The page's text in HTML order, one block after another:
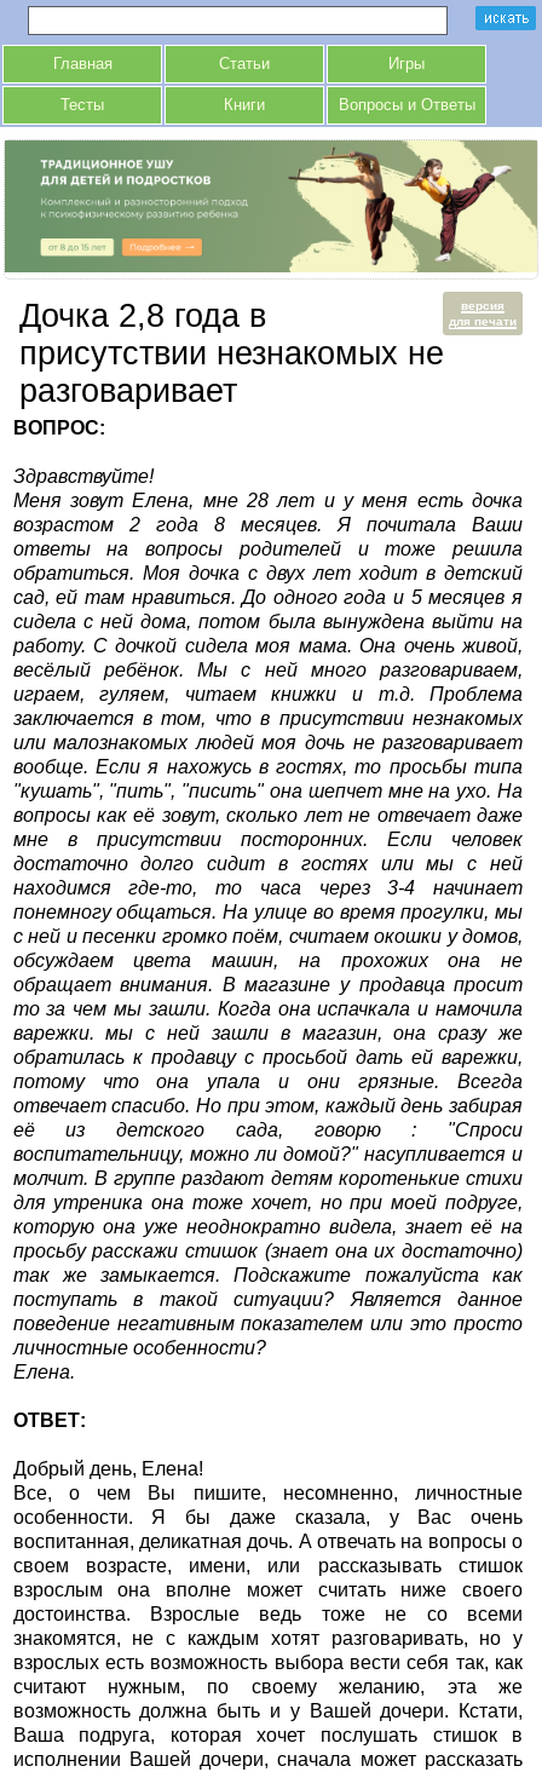
Главная Статьи Игры
Тесты Книги Вопросы и Ответы
версия
для печати
Дочка 2,8 года в
присутствии незнакомых не
разговаривает
ВОПРОС:
Здравствуйте!
Меня зовут Елена, мне 28 лет и у меня есть дочка
возрастом 2 года 8 месяцев. Я почитала Ваши
ответы на вопросы родителей и тоже решила
обратиться. Моя дочка с двух лет ходит в детский
сад, ей там нравиться. До одного года и 5 месяцев я
сидела с ней дома, потом была вынуждена выйти на
работу. С дочкой сидела моя мама. Она очень живой,
весёлый ребёнок. Мы с ней много разговариваем,
играем, гуляем, читаем книжки и т.д. Проблема
заключается в том, что в присутствии незнакомых
или малознакомых людей моя дочь не разговаривает
вообще. Если я нахожусь в гостях, то просьбы типа
"кушать", "пить", "писить" она шепчет мне на ухо. На
вопросы как её зовут, сколько лет не отвечает даже
мне в присутствии посторонних. Если человек
достаточно долго сидит в гостях или мы с ней
находимся где-то, то часа через 3-4 начинает
понемногу общаться. На улице во время прогулки, мы
с ней и песенки громко поём, считаем окошки у домов,
обсуждаем цвета машин, на прохожих она не
обращает внимания. В магазине у продавца просит
то за чем мы зашли. Когда она испачкала и намочила
варежки. мы с ней зашли в магазин, она сразу же
обратилась к продавцу с просьбой дать ей варежки,
потому что она упала и они грязные. Всегда
отвечает спасибо. Но при этом, каждый день забирая
её из детского сада, говорю : "Спроси
воспитательницу, можно ли домой?" насупливается и
молчит. В группе раздают детям коротенькие стихи
для утреника она тоже хочет, но при моей подруге,
которую она уже неоднократно видела, знает её на
просьбу расскажи стишок (знает она их достаточно)
так же замыкается. Подскажите пожалуйста как
поступать в такой ситуации? Является данное
поведение негативным показателем или это просто
личностные особенности?
Елена.
ОТВЕТ:
Добрый день, Елена!
Все, о чем Вы пишите, несомненно, личностные
особенности. Я бы даже сказала, у Вас очень
воспитанная, деликатная дочь. А отвечать на вопросы о
своем возрасте, имени, или рассказывать стишок
взрослым она вполне может считать ниже своего
достоинства. Взрослые ведь тоже не со всеми
знакомятся, не с каждым хотят разговаривать, но у
взрослых есть возможность выбора вести себя так, как
считают нужным, по своему желанию, эта же
возможность должна быть и у Вашей дочери. Кстати,
Ваша подруга, которая хочет послушать стишок в
исполнении Вашей дочери, сначала может рассказать